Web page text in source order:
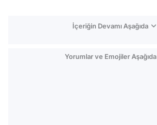
İçeriğin Devamı Aşağıda
Yorumlar ve Emojiler Aşağıda